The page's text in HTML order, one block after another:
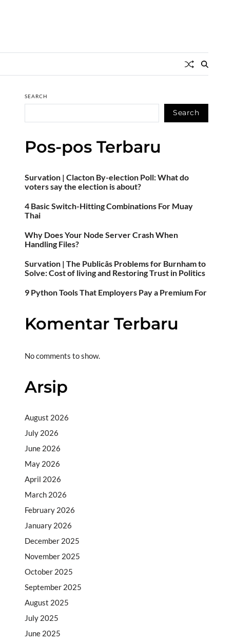
SEARCH
Search
Pos-pos Terbaru
Survation | Clacton By-election Poll: What do
voters say the election is about?
4 Basic Switch-Hitting Combinations For Muay
Thai
Why Does Your Node Server Crash When
Handling Files?
Survation | The Publicâs Problems for Burnham to
Solve: Cost of living and Restoring Trust in Politics
9 Python Tools That Employers Pay a Premium For
Komentar Terbaru
No comments to show.
Arsip
August 2026
July 2026
June 2026
May 2026
April 2026
March 2026
February 2026
January 2026
December 2025
November 2025
October 2025
September 2025
August 2025
July 2025
June 2025